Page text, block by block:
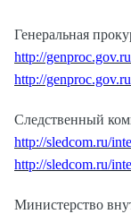
Генеральная
http://
http://
Следственный
http://sledcom.ru/
http://sledcom.ru/
Министерство